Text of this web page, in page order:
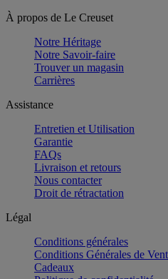
À propos de Le Creuset
Notre Héritage
Notre Savoir-faire
Trouver un magasin
Carrières
Assistance
Entretien et Utilisation
Garantie
FAQs
Livraison et retours
Nous contacter
Droit de rétractation
Légal
Conditions générales
Conditions Générales de
Cadeaux